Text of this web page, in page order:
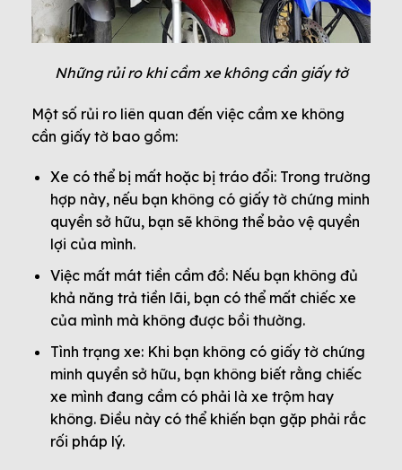
Những rủi ro khi cầm xe không cần giấy tờ
Một số rủi ro liên quan đến việc cầm xe không
cần giấy tờ bao gồm:
Xe có thể bị mất hoặc bị tráo đổi: Trong trường
hợp này, nếu bạn không có giấy tờ chứng minh
quyền sở hữu, bạn sẽ không thể bảo vệ quyền
lợi của mình.
Việc mất mát tiền cầm đồ: Nếu bạn không đủ
khả năng trả tiền lãi, bạn có thể mất chiếc xe
của mình mà không được bồi thường.
Tình trạng xe: Khi bạn không có giấy tờ chứng
minh quyền sở hữu, bạn không biết rằng chiếc
xe mình đang cầm có phải là xe trộm hay
không. Điều này có thể khiến bạn gặp phải rắc
rối pháp lý.